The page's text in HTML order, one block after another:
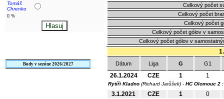
Tomáš
Chrenko
0 %
Body v sezóne 2026/2027
Celkový počet
Celkový počet
Celkový počet
Celkový počet gólov v
Celkový počet gólov v
Dátum Liga G G1
26.1.2024 CZE 1 1
Rytíři Kladno (Richard Jarůšek) - HC Olomouc 2
3.1.2021 CZE 1 0